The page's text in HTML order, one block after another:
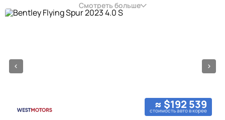
Смотреть больше
≈ $192 539
стоимость авто в корее